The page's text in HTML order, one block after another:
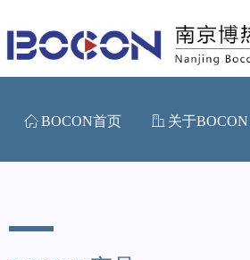
ꀇ BOCON首页 ꀶ 关于BOCON